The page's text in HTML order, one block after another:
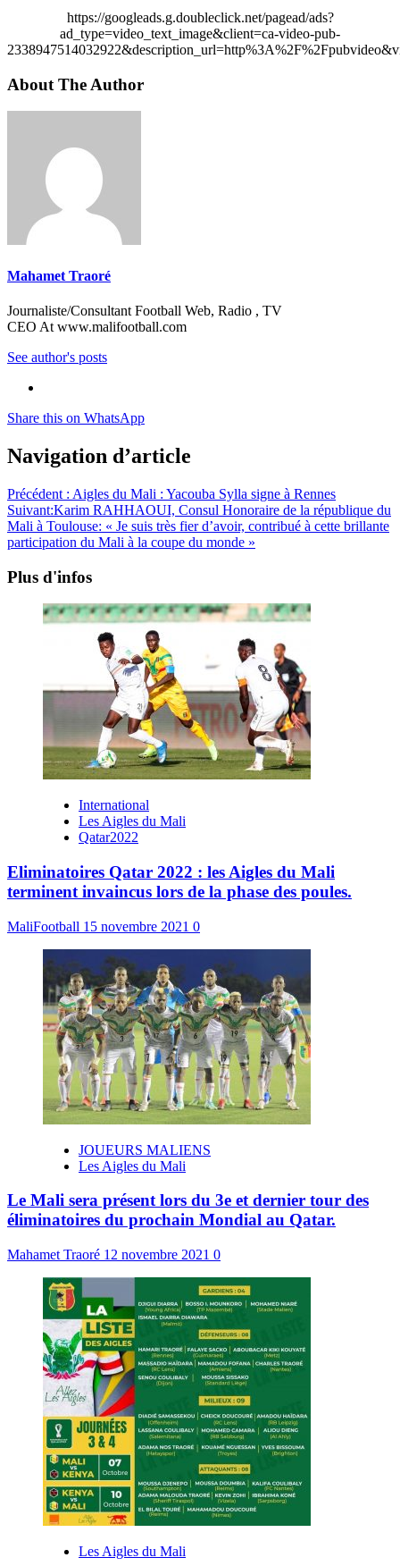
https://googleads.g.doubleclick.net/pagead/ads?
ad_type=video_text_image&client=ca-video-pub-
About The Author
Mahamet Traoré
Journaliste/Consultant Football Web, Radio , TV
CEO At www.malifootball.com
See author's posts
Share this on WhatsApp
Navigation d’article
Précédent : Aigles du Mali : Yacouba Sylla signe à Rennes
Suivant:Karim RAHHAOUI, Consul Honoraire de la république du
Mali à Toulouse: « Je suis très fier d’avoir, contribué à cette brillante
participation du Mali à la coupe du monde »
Plus d'infos
International
Les Aigles du Mali
Qatar2022
Eliminatoires Qatar 2022 : les Aigles du Mali
terminent invaincus lors de la phase des poules.
MaliFootball 15 novembre 2021 0
JOUEURS MALIENS
Les Aigles du Mali
Le Mali sera présent lors du 3e et dernier tour des
éliminatoires du prochain Mondial au Qatar.
Mahamet Traoré 12 novembre 2021 0
Les Aigles du Mali